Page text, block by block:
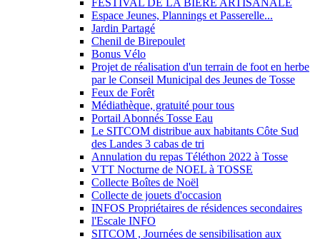
Espace Jeunes, Plannings et Passerelle...
Jardin Partagé
Chenil de Birepoulet
Bonus Vélo
Projet de réalisation d'un terrain de foot en herbe
par le Conseil Municipal des Jeunes de Tosse
Feux de Forêt
Médiathèque, gratuité pour tous
Portail Abonnés Tosse Eau
Le SITCOM distribue aux habitants Côte Sud
des Landes 3 cabas de tri
Annulation du repas Téléthon 2022 à Tosse
VTT Nocturne de NOEL à TOSSE
Collecte Boîtes de Noël
Collecte de jouets d'occasion
INFOS Propriétaires de résidences secondaires
l'Escale INFO
SITCOM , Journées de sensibilisation aux